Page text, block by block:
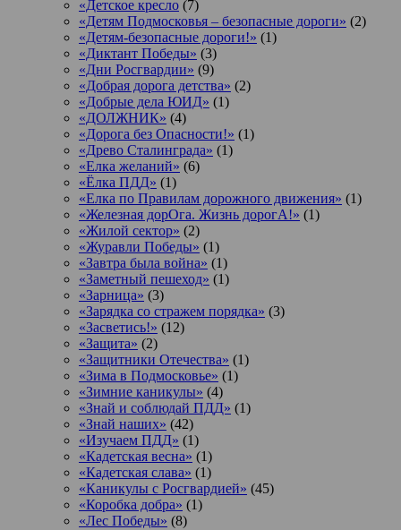
«Детское кресло (7)
«Детям Подмосковья – безопасные дороги» (2)
«Детям-безопасные дороги!» (1)
«Диктант Победы» (3)
«Дни Росгвардии» (9)
«Добрая дорога детства» (2)
«Добрые дела ЮИД» (1)
«ДОЛЖНИК» (4)
«Дорога без Опасности!» (1)
«Древо Сталинграда» (1)
«Елка желаний» (6)
«Ёлка ПДД» (1)
«Елка по Правилам дорожного движения» (1)
«Железная дорОга. Жизнь дорогА!» (1)
«Жилой сектор» (2)
«Журавли Победы» (1)
«Завтра была война» (1)
«Заметный пешеход» (1)
«Зарница» (3)
«Зарядка со стражем порядка» (3)
«Засветись!» (12)
«Защита» (2)
«Защитники Отечества» (1)
«Зима в Подмосковье» (1)
«Зимние каникулы» (4)
«Знай и соблюдай ПДД» (1)
«Знай наших» (42)
«Изучаем ПДД» (1)
«Кадетская весна» (1)
«Кадетская слава» (1)
«Каникулы с Росгвардией» (45)
«Коробка добра» (1)
«Лес Победы» (8)